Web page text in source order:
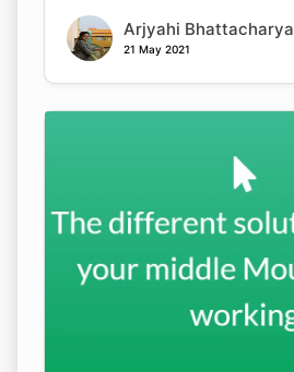
Arjyahi Bhattacharya
21 May 2021